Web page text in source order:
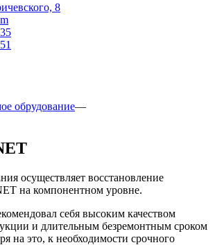
8
обрудование—
осуществляет восстановление
на компонентном уровне.
себя высоким качеством
и длительным безремонтным сроком
на это, к необходимости срочного